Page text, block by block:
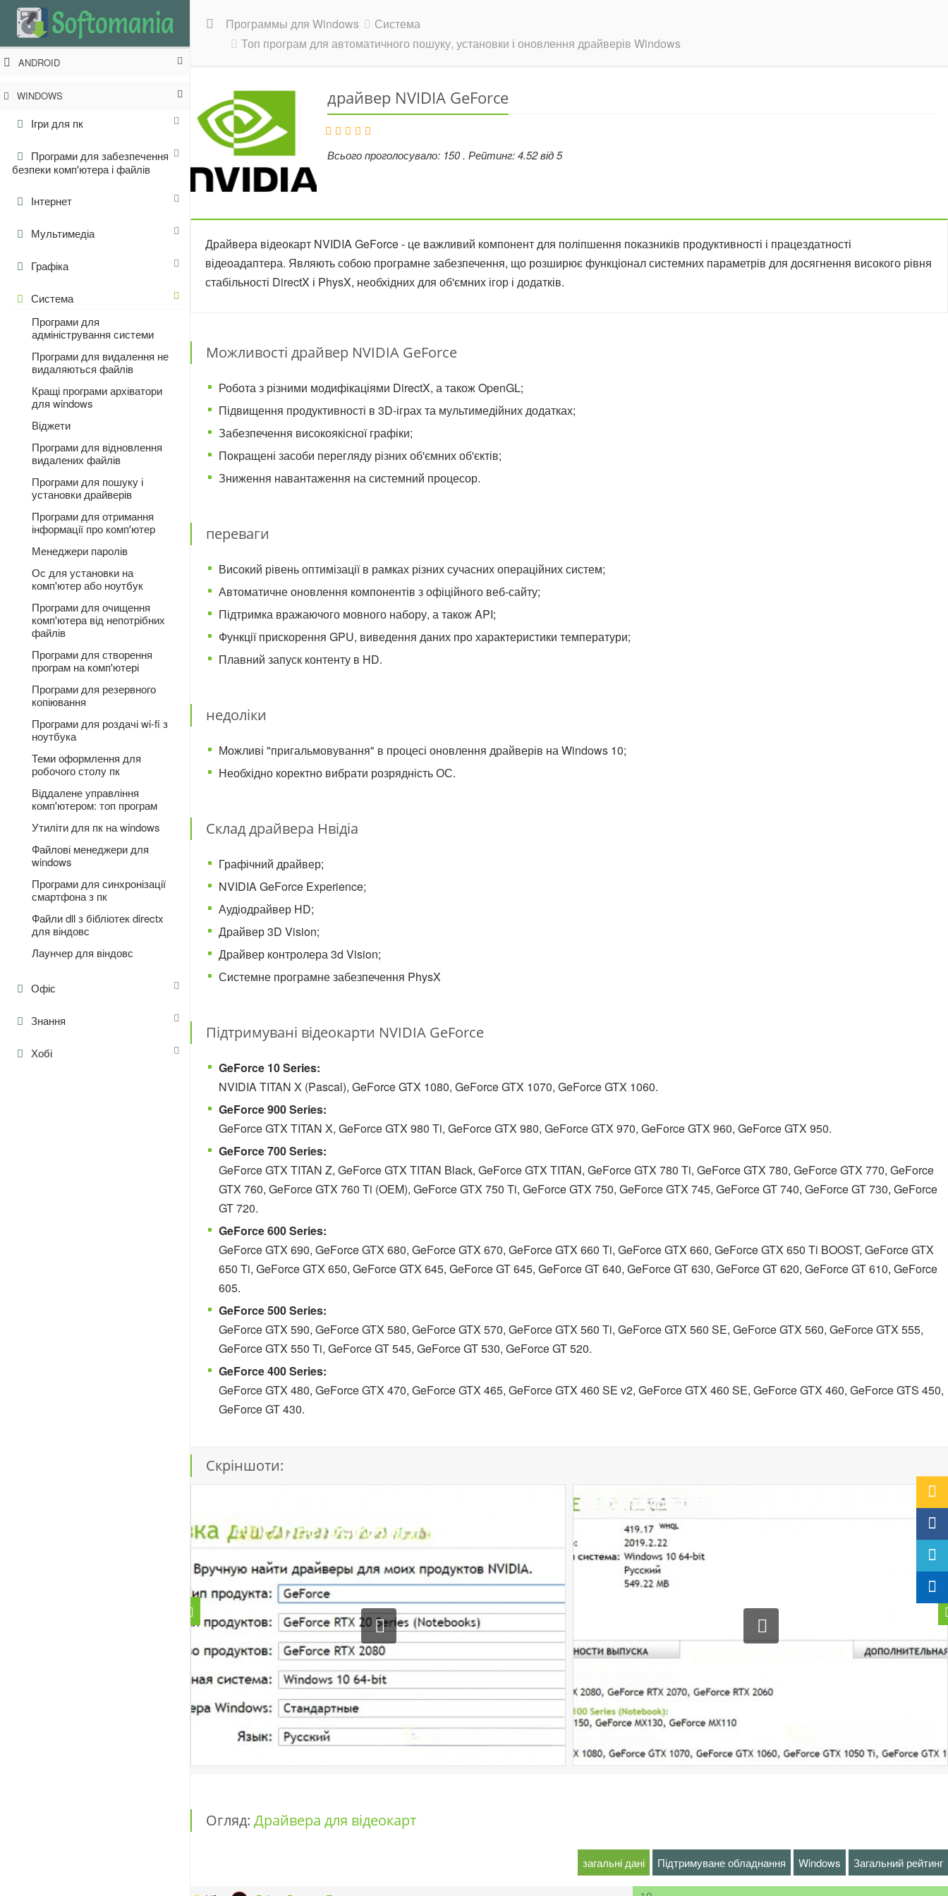
Программы для Windows
Система
Топ програм для автоматичного пошуку, установки і оновлення драйверів Windows
драйвер NVIDIA GeForce
Всього проголосувало: 150. Рейтинг:4.52від5
Драйвера відеокарт NVIDIA GeForce - це важливий компонент для поліпшення показників продуктивності і працездатності
відеоадаптера. Являють собою програмне забезпечення, що розширює функціонал системних параметрів для досягнення високого рівня
стабільності DirectX і PhysX, необхідних для об'ємних ігор і додатків.
Можливості драйвер NVIDIA GeForce
Робота з різними модифікаціями DirectX, а також OpenGL;
Підвищення продуктивності в 3D-іграх та мультимедійних додатках;
Забезпечення високоякісної графіки;
Покращені засоби перегляду різних об'ємних об'єктів;
Зниження навантаження на системний процесор.
переваги
Високий рівень оптимізації в рамках різних сучасних операційних систем;
Автоматичне оновлення компонентів з офіційного веб-сайту;
Підтримка вражаючого мовного набору, а також API;
Функції прискорення GPU, виведення даних про характеристики температури;
Плавний запуск контенту в HD.
недоліки
Можливі "пригальмовування" в процесі оновлення драйверів на Windows 10;
Необхідно коректно вибрати розрядність ОС.
Склад драйвера Нвідіа
Графічний драйвер;
NVIDIA GeForce Experience;
Аудіодрайвер HD;
Драйвер 3D Vision;
Драйвер контролера 3d Vision;
Системне програмне забезпечення PhysX
Підтримувані відеокарти NVIDIA GeForce
GeForce 10 Series:
NVIDIA TITAN X (Pascal), GeForce GTX 1080, GeForce GTX 1070, GeForce GTX 1060.
GeForce 900 Series:
GeForce GTX TITAN X, GeForce GTX 980 Ti, GeForce GTX 980, GeForce GTX 970, GeForce GTX 960, GeForce GTX 950.
GeForce 700 Series:
GeForce GTX TITAN Z, GeForce GTX TITAN Black, GeForce GTX TITAN, GeForce GTX 780 Ti, GeForce GTX 780, GeForce GTX 770, GeForce
GTX 760, GeForce GTX 760 Ti (OEM), GeForce GTX 750 Ti, GeForce GTX 750, GeForce GTX 745, GeForce GT 740, GeForce GT 730, GeForce
GT 720.
GeForce 600 Series:
GeForce GTX 690, GeForce GTX 680, GeForce GTX 670, GeForce GTX 660 Ti, GeForce GTX 660, GeForce GTX 650 Ti BOOST, GeForce GTX
650 Ti, GeForce GTX 650, GeForce GTX 645, GeForce GT 645, GeForce GT 640, GeForce GT 630, GeForce GT 620, GeForce GT 610, GeForce
605.
GeForce 500 Series:
GeForce GTX 590, GeForce GTX 580, GeForce GTX 570, GeForce GTX 560 Ti, GeForce GTX 560 SE, GeForce GTX 560, GeForce GTX 555,
GeForce GTX 550 Ti, GeForce GT 545, GeForce GT 530, GeForce GT 520.
GeForce 400 Series:
GeForce GTX 480, GeForce GTX 470, GeForce GTX 465, GeForce GTX 460 SE v2, GeForce GTX 460 SE, GeForce GTX 460, GeForce GTS 450,
GeForce GT 430.
Скріншоти:
Огляд: Драйвера для відеокарт
загальні дані Підтримуване обладнання Windows Загальний рейтинг
ANDROID
WINDOWS
Ігри для пк
Програми для забезпечення
безпеки комп'ютера і файлів
Інтернет
Мультимедіа
Графіка
Система
Програми для
адміністрування системи
Програми для видалення не
видаляються файлів
Кращі програми архіватори
для windows
Віджети
Програми для відновлення
видалених файлів
Програми для пошуку і
установки драйверів
Програми для отримання
інформації про комп'ютер
Менеджери паролів
Ос для установки на
комп'ютер або ноутбук
Програми для очищення
комп'ютера від непотрібних
файлів
Програми для створення
програм на комп'ютері
Програми для резервного
копіювання
Програми для роздачі wi-fi з
ноутбука
Теми оформлення для
робочого столу пк
Віддалене управління
комп'ютером: топ програм
Утиліти для пк на windows
Файлові менеджери для
windows
Програми для синхронізації
смартфона з пк
Файли dll з бібліотек directx
для віндовс
Лаунчер для віндовс
Офіс
Знання
Хобі